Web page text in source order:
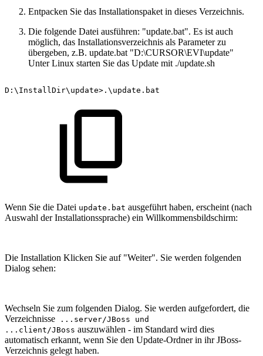
Entpacken Sie das Installationspaket in dieses Verzeichnis.
Die folgende Datei ausführen: "update.bat". Es ist auch
möglich, das Installationsverzeichnis als Parameter zu
übergeben, z.B. update.bat "D:\CURSOR\EVI\update"
Unter Linux starten Sie das Update mit ./update.sh
D:\InstallDir\update>.\update.bat
Wenn Sie die Datei update.bat ausgeführt haben, erscheint (nach
Auswahl der Installationssprache) ein Willkommensbildschirm:
Die Installation Klicken Sie auf "Weiter". Sie werden folgenden
Dialog sehen:
Wechseln Sie zum folgenden Dialog. Sie werden aufgefordert, die
Verzeichnisse ...server/JBoss und
...client/JBoss auszuwählen - im Standard wird dies
automatisch erkannt, wenn Sie den Update-Ordner in ihr JBoss-
Verzeichnis gelegt haben.